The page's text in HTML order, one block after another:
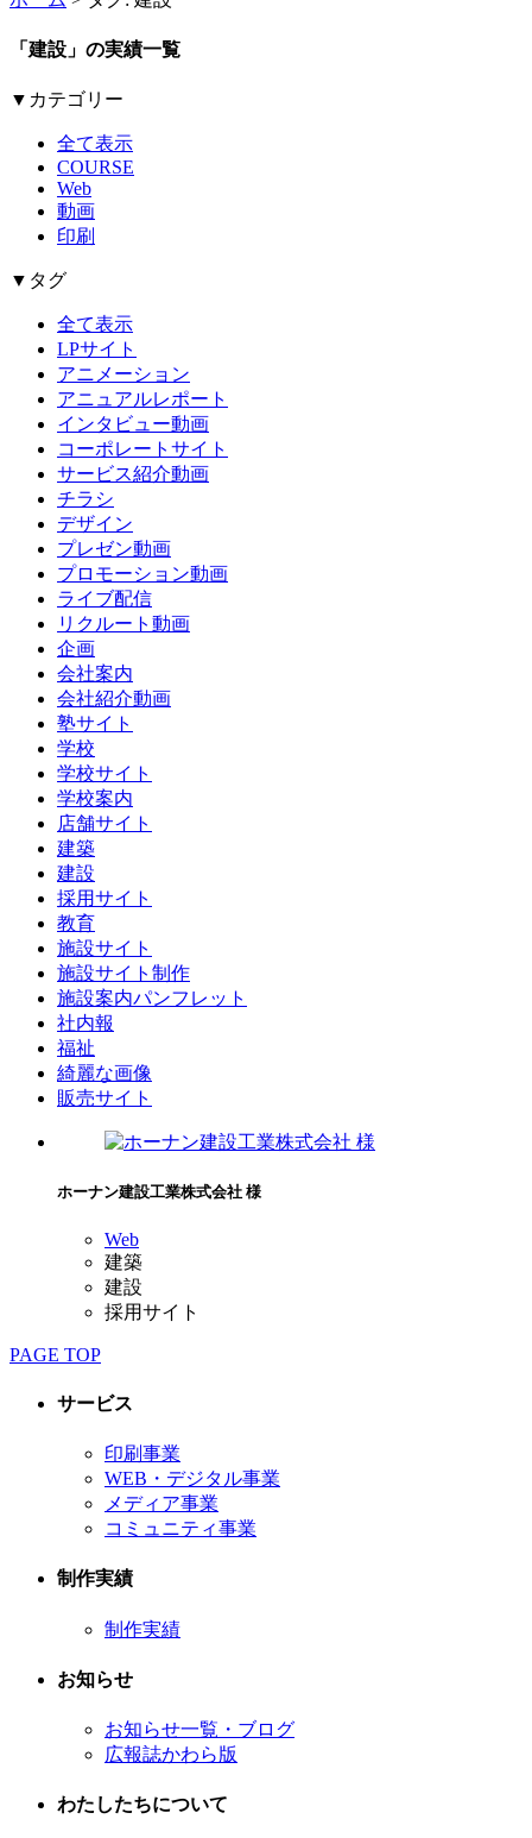
「建設」の実績一覧
▼カテゴリー
全て表示
COURSE
Web
動画
印刷
▼タグ
全て表示
LPサイト
アニメーション
アニュアルレポート
インタビュー動画
コーポレートサイト
サービス紹介動画
チラシ
デザイン
プレゼン動画
プロモーション動画
ライブ配信
リクルート動画
企画
会社案内
会社紹介動画
塾サイト
学校
学校サイト
学校案内
店舗サイト
建築
建設
採用サイト
教育
施設サイト
施設サイト制作
施設案内パンフレット
社内報
福祉
綺麗な画像
販売サイト
ホーナン建設工業株式会社 様
Web
建築
建設
採用サイト
PAGE TOP
サービス
印刷事業
WEB・デジタル事業
メディア事業
コミュニティ事業
制作実績
制作実績
お知らせ
お知らせ一覧・ブログ
広報誌かわら版
わたしたちについて